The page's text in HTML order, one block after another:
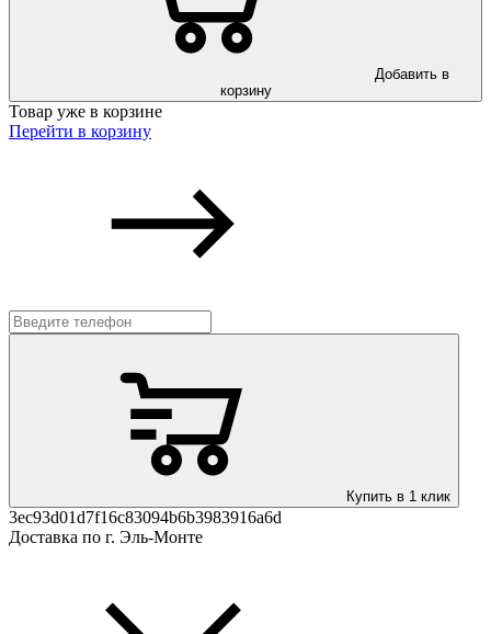
корзину
Товар уже в корзине
Перейти в корзину
Купить в 1 клик
3ec93d01d7f16c83094b6b3983916a6d
Доставка по г. Эль-Монте